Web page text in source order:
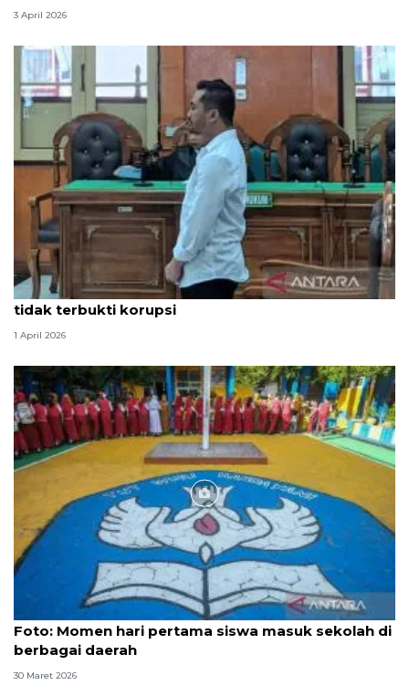
3 April 2026
Hakim PN Medan vonis bebas Amsal Sitepu karena
tidak terbukti korupsi
1 April 2026
Foto: Momen hari pertama siswa masuk sekolah di
berbagai daerah
30 Maret 2026